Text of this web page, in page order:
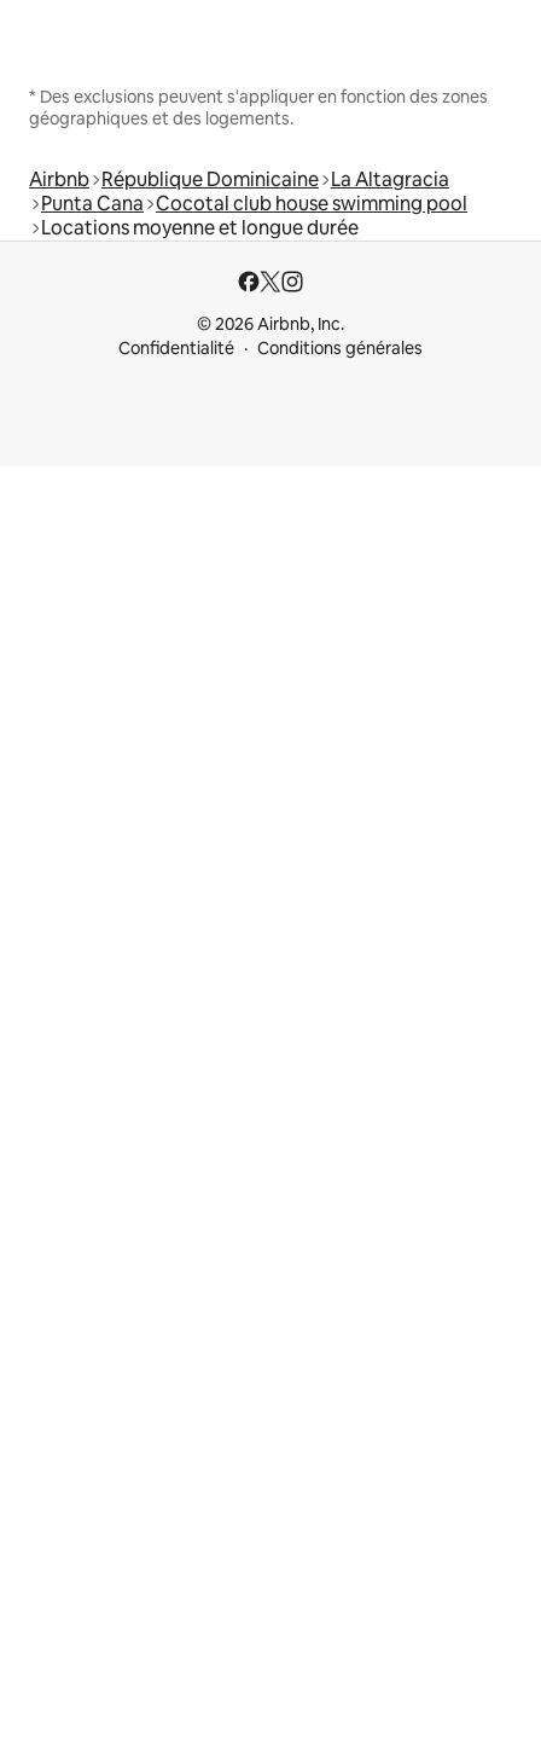
* Des exclusions peuvent s'appliquer en fonction des zones
géographiques et des logements.
Airbnb République Dominicaine La Altagracia
Punta Cana Cocotal club house swimming pool
Locations moyenne et longue durée
© 2026 Airbnb, Inc.
Confidentialité
Conditions générales